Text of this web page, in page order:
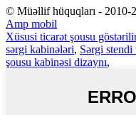
© Müəllif hüquqları - 2010-
Amp mobil
Xüsusi ticarət şousu göstərilir
sərgi kabinələri, Sərgi
şousu kabinəsi dizaynı,